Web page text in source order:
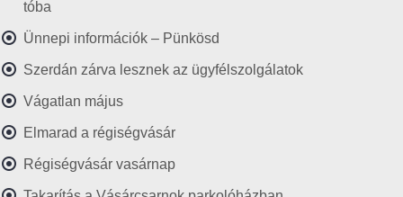
tóba
Ünnepi információk – Pünkösd
Szerdán zárva lesznek az ügyfélszolgálatok
Vágatlan május
Elmarad a régiségvásár
Régiségvásár vasárnap